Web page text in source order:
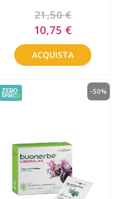
21,50 €
Special
Price
10,75 €
ACQUISTA
-50%